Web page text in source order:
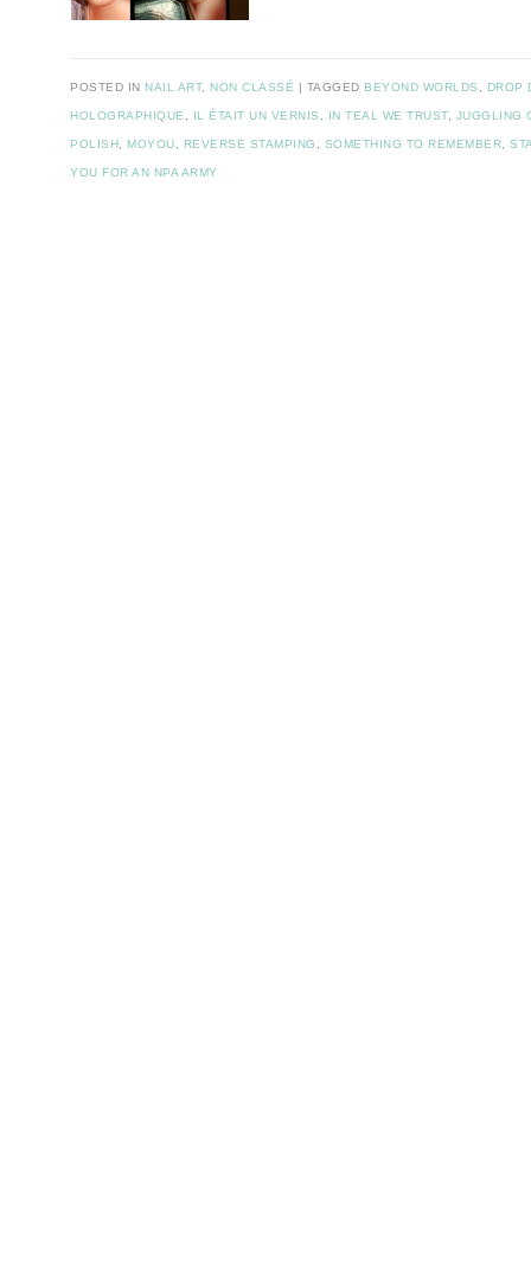
POSTED IN NAIL ART, NON CLASSÉ TAGGED BEYOND WORLDS DROP
HOLOGRAPHIQUE IL ÉTAIT UN VERNIS IN TEAL WE TRUST, JUGGLING
POLISH MOYOU REVERSE STAMPING SOMETHING TO REMEMBER ,
YOU FOR AN NPA ARMY